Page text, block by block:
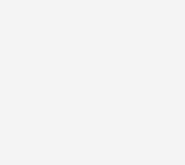
-- Time elapsed: 0.008 s <<<
is not open to unnamed